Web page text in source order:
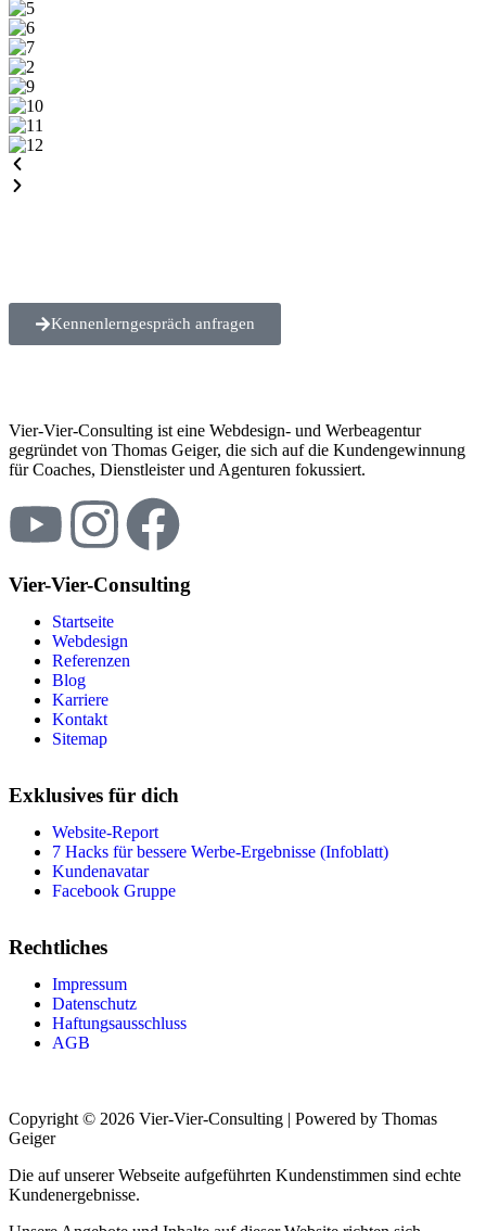
Kennenlerngespräch anfragen
Vier-Vier-Consulting ist eine Webdesign- und Werbeagentur
gegründet von Thomas Geiger, die sich auf die Kundengewinnung
für Coaches, Dienstleister und Agenturen fokussiert.
Vier-Vier-Consulting
Startseite
Webdesign
Referenzen
Blog
Karriere
Kontakt
Sitemap
Exklusives für dich
Website-Report
7 Hacks für bessere Werbe-Ergebnisse (Infoblatt)
Kundenavatar
Facebook Gruppe
Rechtliches
Impressum
Datenschutz
Haftungsausschluss
AGB
Copyright © 2026 Vier-Vier-Consulting | Powered by Thomas
Geiger
Die auf unserer Webseite aufgeführten Kundenstimmen sind echte
Kundenergebnisse.